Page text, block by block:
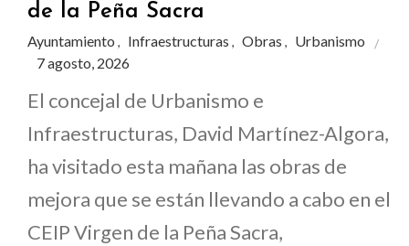
de la Peña Sacra
Ayuntamiento , Infraestructuras , Obras , Urbanismo
7 agosto, 2026
El concejal de Urbanismo e
Infraestructuras, David Martínez-Algora,
ha visitado esta mañana las obras de
mejora que se están llevando a cabo en el
CEIP Virgen de la Peña Sacra,